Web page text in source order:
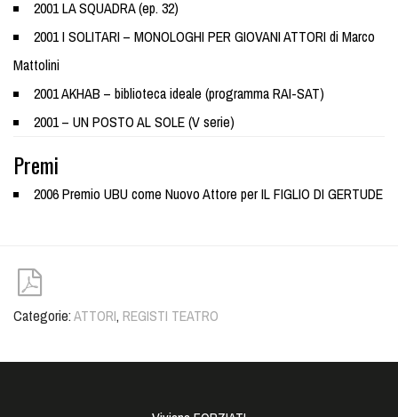
2001 LA SQUADRA (ep. 32)
2001 I SOLITARI – MONOLOGHI PER GIOVANI ATTORI di Marco
Mattolini
2001 AKHAB – biblioteca ideale (programma RAI-SAT)
2001 – UN POSTO AL SOLE (V serie)
Premi
2006 Premio UBU come Nuovo Attore per IL FIGLIO DI GERTUDE
Categorie:ATTORI, REGISTI TEATRO